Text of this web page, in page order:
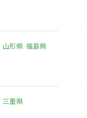
山形県 福島県
三重県